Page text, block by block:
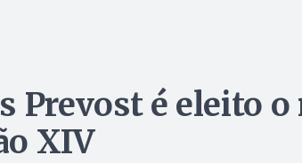
Prevost é eleito o
XIV